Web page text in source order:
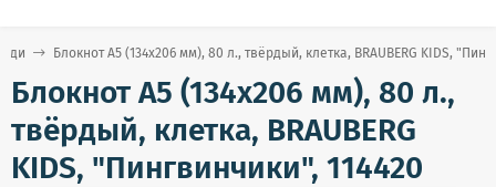
Блокнот А5 (134х206 мм), 80 л., твёрдый, клетка, BRAUBERG KIDS,
Блокнот А5 (134х206 мм), 80 л.,
твёрдый, клетка, BRAUBERG
KIDS, "Пингвинчики", 114420